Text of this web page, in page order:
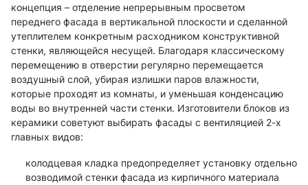
концепция – отделение непрерывным просветом
переднего фасада в вертикальной плоскости и сделанной
утеплителем конкретным расходником конструктивной
стенки, являющейся несущей. Благодаря классическому
перемещению в отверстии регулярно перемещается
воздушный слой, убирая излишки паров влажности,
которые проходят из комнаты, и уменьшая конденсацию
воды во внутренней части стенки. Изготовители блоков из
керамики советуют выбирать фасады с вентиляцией 2-х
главных видов:
колодцевая кладка предопределяет установку отдельно
возводимой стенки фасада из кирпичного материала